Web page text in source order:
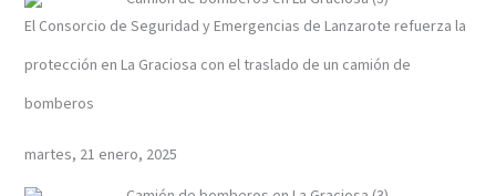
El Consorcio de Seguridad y Emergencias de Lanzarote refuerza la
protección en La Graciosa con el traslado de un camión de
bomberos
martes, 21 enero, 2025